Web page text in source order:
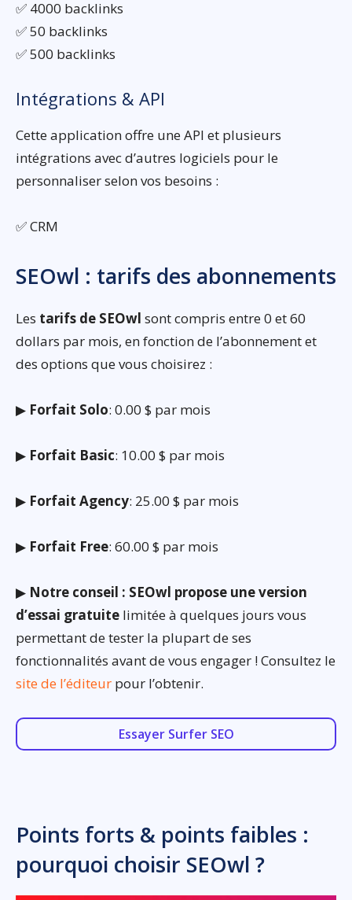
✅ 4000 backlinks
✅ 50 backlinks
✅ 500 backlinks
Intégrations & API
Cette application offre une API et plusieurs
intégrations avec d’autres logiciels pour le
personnaliser selon vos besoins :
✅ CRM
SEOwl : tarifs des abonnements
Les tarifs de SEOwl sont compris entre 0 et 60
dollars par mois, en fonction de l’abonnement et
des options que vous choisirez :
▶ Forfait Solo: 0.00 $ par mois
▶ Forfait Basic: 10.00 $ par mois
▶ Forfait Agency: 25.00 $ par mois
▶ Forfait Free: 60.00 $ par mois
▶ Notre conseil : SEOwl propose une version
d’essai gratuite limitée à quelques jours vous
permettant de tester la plupart de ses
fonctionnalités avant de vous engager ! Consultez le
site de l’éditeur pour l’obtenir.
Essayer Surfer SEO
Points forts & points faibles :
pourquoi choisir SEOwl ?